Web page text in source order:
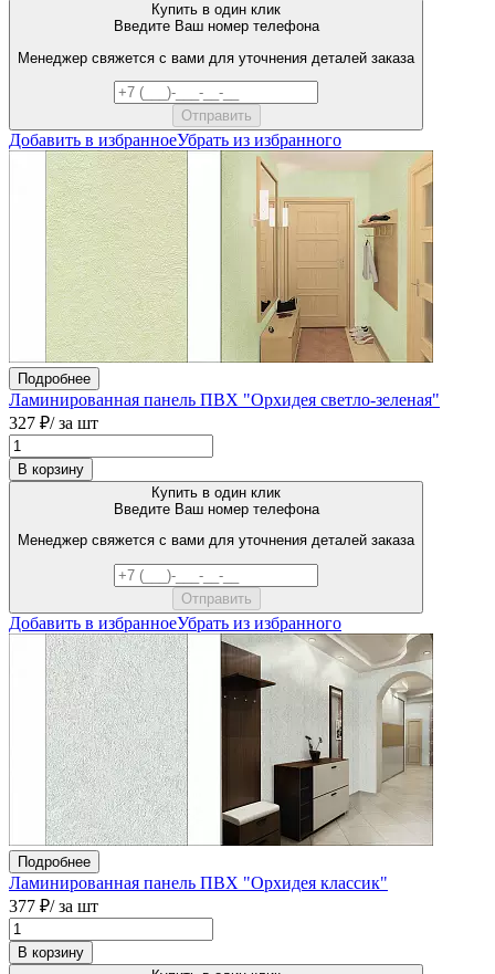
Купить в один клик
Введите Ваш номер телефона
Менеджер свяжется с вами для уточнения деталей заказа
Добавить в избранноеУбрать из избранного
Подробнее
Ламинированная панель ПВХ "Орхидея светло-зеленая"
327 ₽/ за шт
В корзину
Купить в один клик
Введите Ваш номер телефона
Менеджер свяжется с вами для уточнения деталей заказа
Добавить в избранноеУбрать из избранного
Подробнее
Ламинированная панель ПВХ "Орхидея классик"
377 ₽/ за шт
В корзину